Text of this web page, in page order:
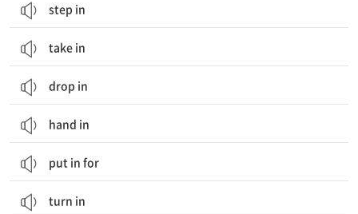
step in
take in
drop in
hand in
put in for
turn in